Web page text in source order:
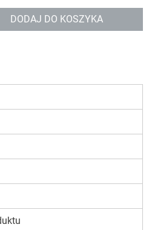
DODAJ DO KOSZYKA